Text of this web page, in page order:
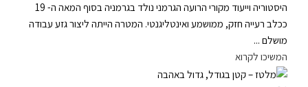
היסטוריה וייעוד מקורי הרועה הגרמני נולד בגרמניה בסוף המאה ה- 19
ככלב רעייה חזק, ממושמע ואינטליגנטי. המטרה הייתה ליצור גזע עבודה
מושלם ...
המשיכו לקרוא